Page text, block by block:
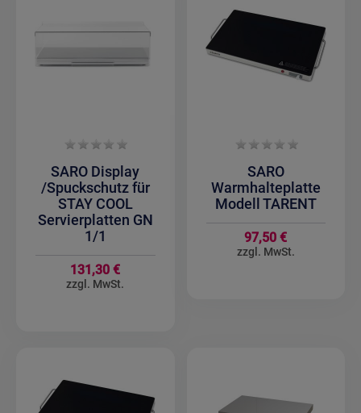
SARO Display
/Spuckschutz für
STAY COOL
Servierplatten GN
1/1
131,30 €
SARO
Warmhalteplatte
Modell TARENT
97,50 €